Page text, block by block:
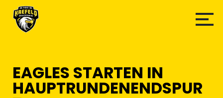
EAGLES STARTEN IN
HAUPTRUNDENENDSPUR